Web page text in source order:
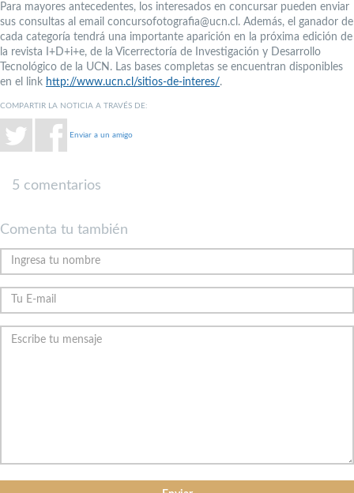
Para mayores antecedentes, los interesados en concursar pueden enviar
sus consultas al email concursofotografia@ucn.cl. Además, el ganador de
cada categoría tendrá una importante aparición en la próxima edición de
la revista I+D+i+e, de la Vicerrectoría de Investigación y Desarrollo
Tecnológico de la UCN. Las bases completas se encuentran disponibles
en el link http://www.ucn.cl/sitios-de-interes/.
COMPARTIR LA NOTICIA A TRAVÉS DE:
Enviar a un amigo
5 comentarios
Comenta tu también